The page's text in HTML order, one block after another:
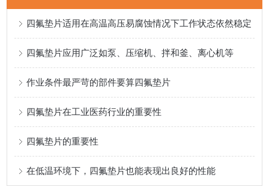
四氟垫片适用在高温高压易腐蚀情况下工作状态依然稳定
四氟垫片应用广泛如泵、压缩机、拌和釜、离心机等
作业条件最严苛的部件要算四氟垫片
四氟垫片在工业医药行业的重要性
四氟垫片的重要性
在低温环境下，四氟垫片也能表现出良好的性能